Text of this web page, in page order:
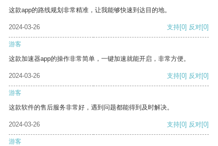
这款app的路线规划非常精准，让我能够快速到达目的地。
2024-03-26 支持[0] 反对[0]
游客
这款加速器app的操作非常简单，一键加速就能开启，非常方便。
2024-03-26 支持[0] 反对[0]
游客
这款软件的售后服务非常好，遇到问题都能得到及时解决。
2024-03-26 支持[0] 反对[0]
游客